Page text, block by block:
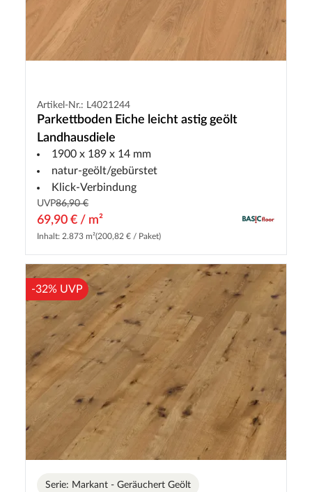
Artikel-Nr.: L4021244
Parkettboden Eiche leicht astig geölt
Landhausdiele
1900 x 189 x 14 mm
natur-geölt/gebürstet
Klick-Verbindung
UVP86,90 €
69,90 € / m²
Inhalt: 2.873 m²(200,82 € / Paket)
-32% UVP
Serie: Markant - Geräuchert Geölt